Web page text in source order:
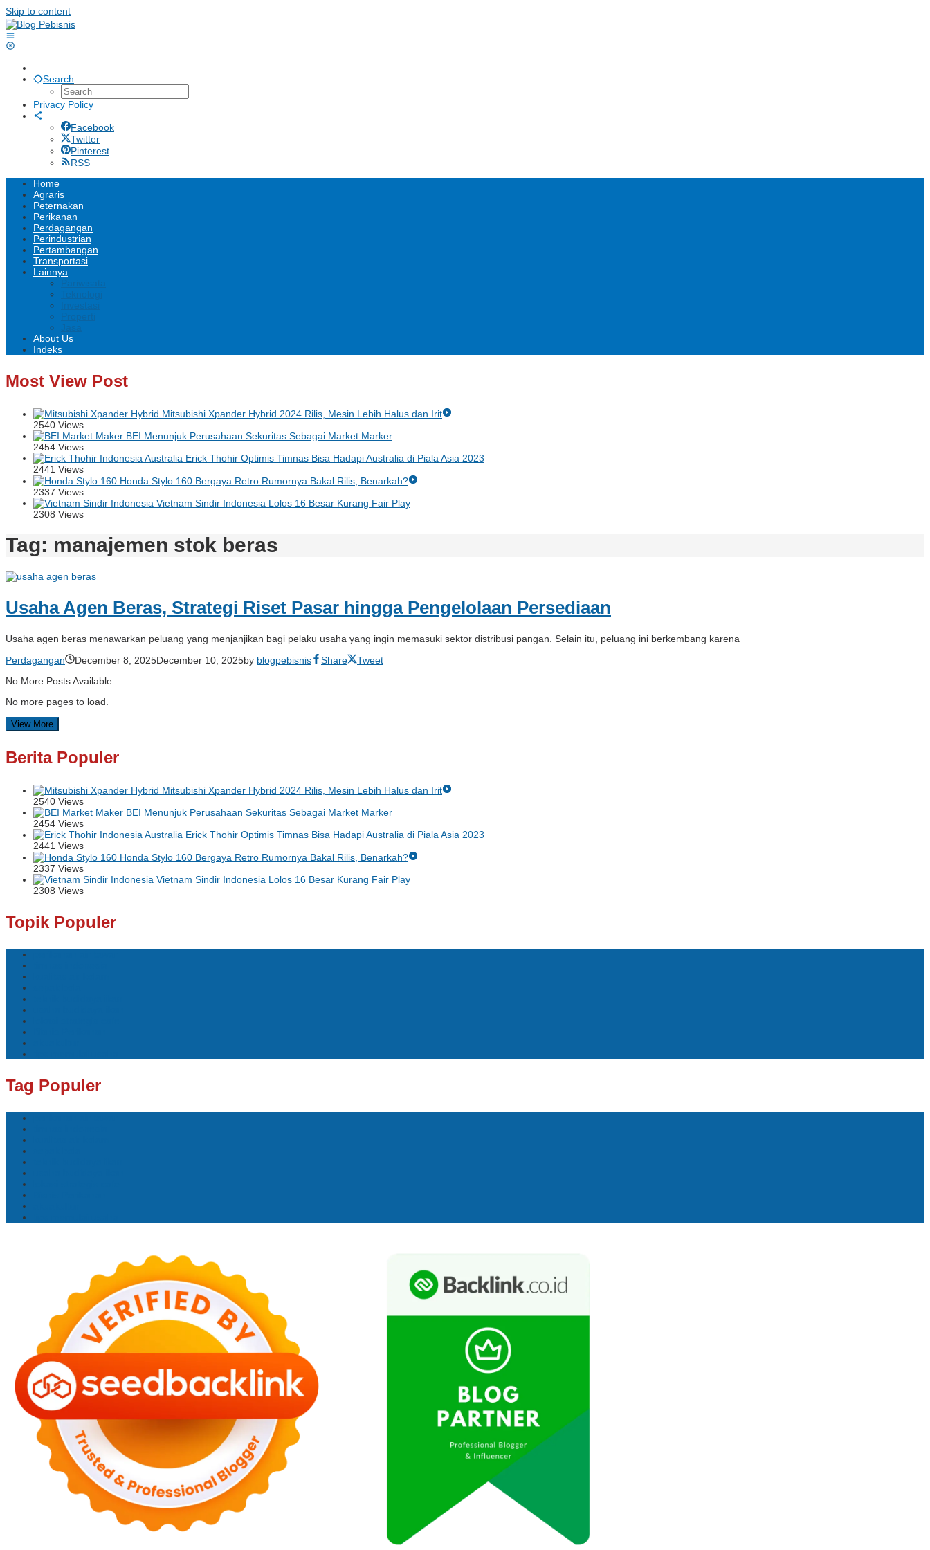
Skip to content
Search
Privacy Policy
Facebook
Twitter
Pinterest
RSS
Home
Agraris
Peternakan
Perikanan
Perdagangan
Perindustrian
Pertambangan
Transportasi
Lainnya
Pariwisata
Teknologi
Investasi
Properti
Jasa
About Us
Indeks
Most View Post
Mitsubishi Xpander Hybrid 2024 Rilis, Mesin Lebih Halus dan Irit
2540 Views
BEI Menunjuk Perusahaan Sekuritas Sebagai Market Marker
2454 Views
Erick Thohir Optimis Timnas Bisa Hadapi Australia di Piala Asia 2023
2441 Views
Honda Stylo 160 Bergaya Retro Rumornya Bakal Rilis, Benarkah?
2337 Views
Vietnam Sindir Indonesia Lolos 16 Besar Kurang Fair Play
2308 Views
Tag: manajemen stok beras
Usaha Agen Beras, Strategi Riset Pasar hingga Pengelolaan Persediaan
Usaha agen beras menawarkan peluang yang menjanjikan bagi pelaku usaha yang ingin memasuki sektor distribusi pangan. Selain itu, peluang ini berkembang karena
Perdagangan
December 8, 2025December 10, 2025by blogpebisnis Share
Tweet
No More Posts Available.
No more pages to load.
View More
Berita Populer
Mitsubishi Xpander Hybrid 2024 Rilis, Mesin Lebih Halus dan Irit
2540 Views
BEI Menunjuk Perusahaan Sekuritas Sebagai Market Marker
2454 Views
Erick Thohir Optimis Timnas Bisa Hadapi Australia di Piala Asia 2023
2441 Views
Honda Stylo 160 Bergaya Retro Rumornya Bakal Rilis, Benarkah?
2337 Views
Vietnam Sindir Indonesia Lolos 16 Besar Kurang Fair Play
2308 Views
Topik Populer
Tag Populer